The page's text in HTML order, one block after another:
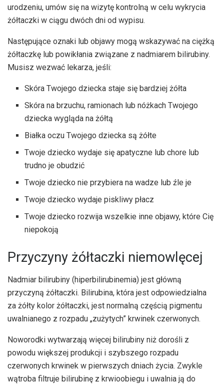
urodzeniu, umów się na wizytę kontrolną w celu wykrycia
żółtaczki w ciągu dwóch dni od wypisu.
Następujące oznaki lub objawy mogą wskazywać na ciężką
żółtaczkę lub powikłania związane z nadmiarem bilirubiny.
Musisz wezwać lekarza, jeśli:
Skóra Twojego dziecka staje się bardziej żółta
Skóra na brzuchu, ramionach lub nóżkach Twojego
dziecka wygląda na żółtą
Białka oczu Twojego dziecka są żółte
Twoje dziecko wydaje się apatyczne lub chore lub
trudno je obudzić
Twoje dziecko nie przybiera na wadze lub źle je
Twoje dziecko wydaje piskliwy płacz
Twoje dziecko rozwija wszelkie inne objawy, które Cię
niepokoją
Przyczyny żółtaczki niemowlęcej
Nadmiar bilirubiny (hiperbilirubinemia) jest główną
przyczyną żółtaczki. Bilirubina, która jest odpowiedzialna
za żółty kolor żółtaczki, jest normalną częścią pigmentu
uwalnianego z rozpadu „zużytych” krwinek czerwonych.
Noworodki wytwarzają więcej bilirubiny niż dorośli z
powodu większej produkcji i szybszego rozpadu
czerwonych krwinek w pierwszych dniach życia. Zwykle
wątroba filtruje bilirubinę z krwioobiegu i uwalnia ją do